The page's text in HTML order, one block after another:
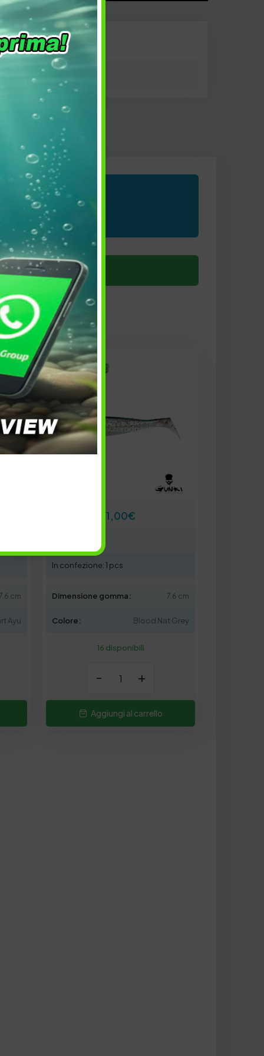
Softbait
cm
Ayu
1,00€
In confezione: 1 pcs
Dimensione gomma: 7.6 cm
Colore: Blood Nat Grey
16 disponibili
- +
Aggiungi al carrello